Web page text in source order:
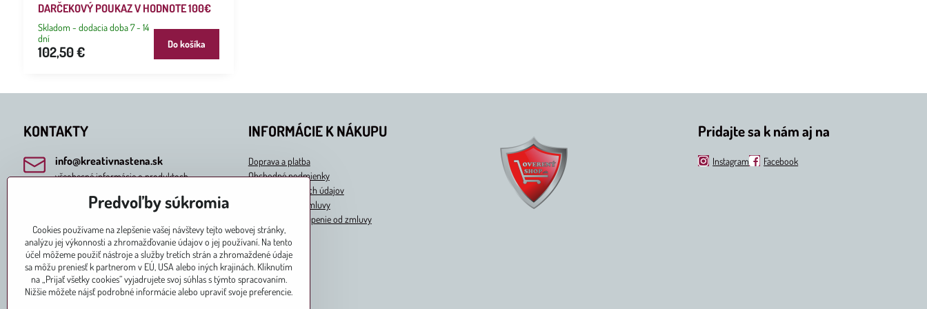
DARČEKOVÝ POUKAZ V HODNOTE 100€
Skladom - dodacia doba 7 - 14
dní
102,50 € Do košíka
KONTAKTY
info​@kreativnastena​.sk
všeobecné informácie o produktoch
predaj​@kreativnastena​.sk
037/741 3000
MAPA Slovakia Trade, s​.r​.o​.
Škultétyho 3
949 11 Nitra
INFORMÁCIE K NÁKUPU
Doprava a platba
Obchodné podmienky
Ochrana osobných údajov
Odstúpenie od zmluvy
Formulár na ostúpenie od zmluvy
Pridajte sa k nám aj na
Instagram Facebook
Predvoľby súkromia
Cookies používame na zlepšenie vašej návštevy tejto webovej stránky,
analýzu jej výkonnosti a zhromažďovanie údajov o jej používaní. Na tento
účel môžeme použiť nástroje a služby tretích strán a zhromaždené údaje
sa môžu preniesť k partnerom v EÚ, USA alebo iných krajinách. Kliknutím
na „Prijať všetky cookies“ vyjadrujete svoj súhlas s týmto spracovaním.
Nižšie môžete nájsť podrobné informácie alebo upraviť svoje preferencie.